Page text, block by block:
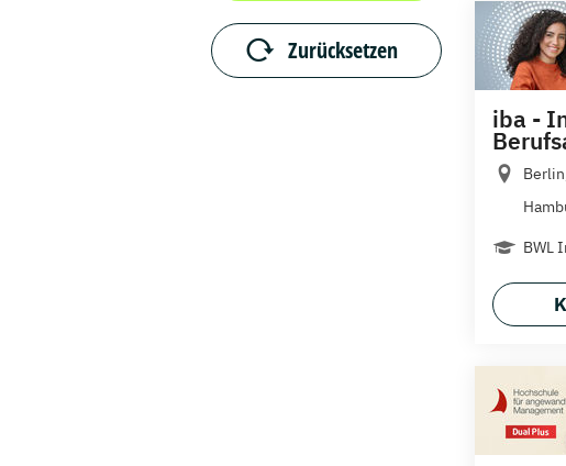
Zurücksetzen
iba -
BWL